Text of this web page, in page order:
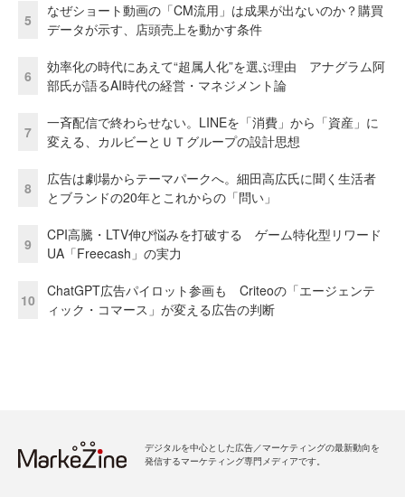
5
なぜショート動画の「CM流用」は成果が出ないのか？購買
データが示す、店頭売上を動かす条件
6
効率化の時代にあえて“超属人化”を選ぶ理由 アナグラム阿
部氏が語るAI時代の経営・マネジメント論
7
一斉配信で終わらせない。LINEを「消費」から「資産」に
変える、カルビーとＵＴグループの設計思想
8
広告は劇場からテーマパークへ。細田高広氏に聞く生活者
とブランドの20年とこれからの「問い」
9
CPI高騰・LTV伸び悩みを打破する ゲーム特化型リワード
UA「Freecash」の実力
10
ChatGPT広告パイロット参画も Criteoの「エージェンテ
ィック・コマース」が変える広告の判断
デジタルを中心とした広告／マーケティングの最新動向を
発信するマーケティング専門メディアです。